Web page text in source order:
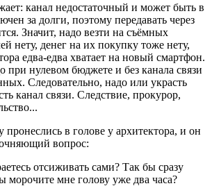
канал недостаточный и может быть в
за долги, поэтому передавать через
Значит, надо везти на съёмных
нету, денег на их покупку тоже нету,
едва-едва хватает на новый смартфон.
при нулевом бюджете и без канала связи
Следовательно, надо или украсть
канал связи. Следствие, прокурор,
пронеслись в голове у архитектора, и он
вопрос:
отсиживать сами? Так бы сразу
морочите мне голову уже два часа?